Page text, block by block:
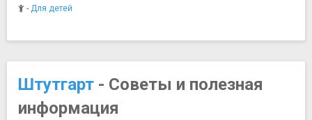
Музей Порше
Музей трамваев
Старый Замок
Ночная жизнь, рестораны, кабаре
- Для детей
Штутгарт - Советы и полезная
информация